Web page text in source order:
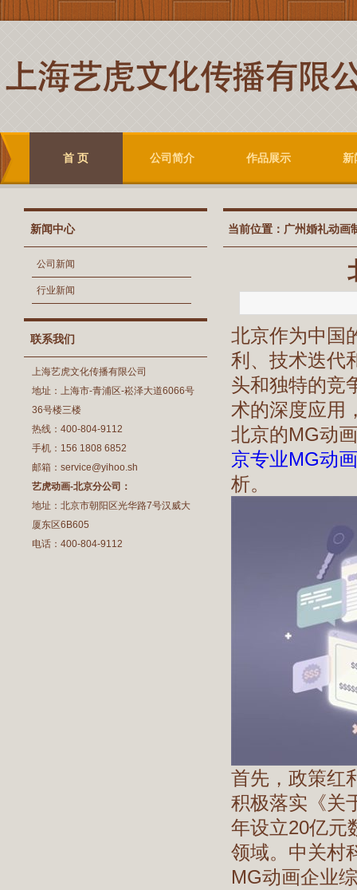
首 页 公司简介 作品展示 新
新闻中心
公司新闻
行业新闻
联系我们
上海艺虎文化传播有限公司
地址：上海市-青浦区-崧泽大道6066号
36号楼三楼
热线：400-804-9112
手机：156 1808 6852
邮箱：service@yihoo.sh
艺虎动画-北京分公司：
地址：北京市朝阳区光华路7号汉威大
厦东区6B605
电话：400-804-9112
当前位置： 广州婚礼动画
北京作为中国
利、技术迭代
头和独特的竞
术的深度应用
北京的MG动
京专业MG动
析。
首先，政策红
积极落实《关
年设立20亿元
领域。中关村
MG动画企业